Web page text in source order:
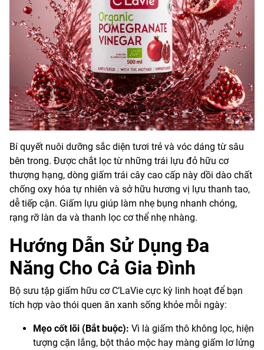
Bí quyết nuôi dưỡng sắc diện tươi trẻ và vóc dáng từ sâu
bên trong. Được chắt lọc từ những trái lựu đỏ hữu cơ
thượng hạng, dòng giấm trái cây cao cấp này dồi dào chất
chống oxy hóa tự nhiên và sở hữu hương vị lựu thanh tao,
dễ tiếp cận. Giấm lựu giúp làm nhẹ bụng nhanh chóng,
rạng rỡ làn da và thanh lọc cơ thể nhẹ nhàng.
Hướng Dẫn Sử Dụng Đa
Năng Cho Cả Gia Đình
Bộ sưu tập giấm hữu cơ C’LaVie cực kỳ linh hoạt để bạn
tích hợp vào thói quen ăn xanh sống khỏe mỗi ngày:
Mẹo cốt lõi (Bắt buộc): Vì là giấm thô không lọc, hiện
tượng cặn lắng, bột thảo mộc hay màng giấm lơ lửng